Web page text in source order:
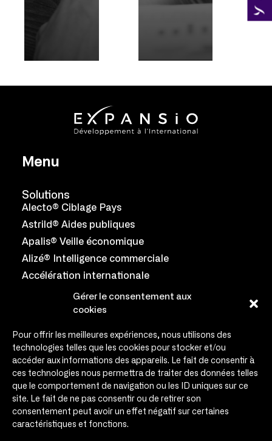
Gérer le consentement aux
cookies
Pour offrir les meilleures expériences, nous utilisons des
technologies telles que les cookies pour stocker et/ou
accéder aux informations des appareils. Le fait de consentir à
ces technologies nous permettra de traiter des données telles
que le comportement de navigation ou les ID uniques sur ce
site. Le fait de ne pas consentir ou de retirer son
consentement peut avoir un effet négatif sur certaines
caractéristiques et fonctions.
Menu
Solutions
Alecto® Ciblage Pays
Astrild® Aides publiques
Apalis® Veille économique
Alizé® Intelligence commerciale
Accélération internationale
Coryllis® Salon collaboratif
Engagements
Témoignages
Infos & médias
Agenda
Contact